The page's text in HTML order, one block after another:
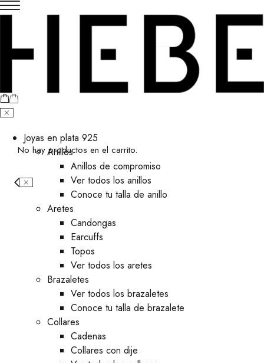
No hay productos en el carrito.
Joyas en plata 925
Anillos
Anillos de compromiso
Ver todos los anillos
Conoce tu talla de anillo
Aretes
⁠Candongas
Earcuffs
Topos
Ver todos los aretes
Brazaletes
Ver todos los brazaletes
Conoce tu talla de brazalete
Collares
Cadenas
Collares con dije